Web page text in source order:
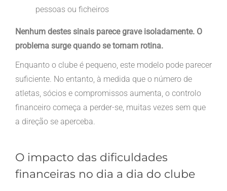
pessoas ou ficheiros
Nenhum destes sinais parece grave isoladamente. O
problema surge quando se tornam rotina.
Enquanto o clube é pequeno, este modelo pode parecer
suficiente. No entanto, à medida que o número de
atletas, sócios e compromissos aumenta, o controlo
financeiro começa a perder-se, muitas vezes sem que
a direção se aperceba.
O impacto das dificuldades
financeiras no dia a dia do clube